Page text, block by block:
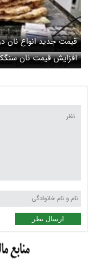
قیمت جدید انواع نان
افزایش قیمت نان
ارسال نظر